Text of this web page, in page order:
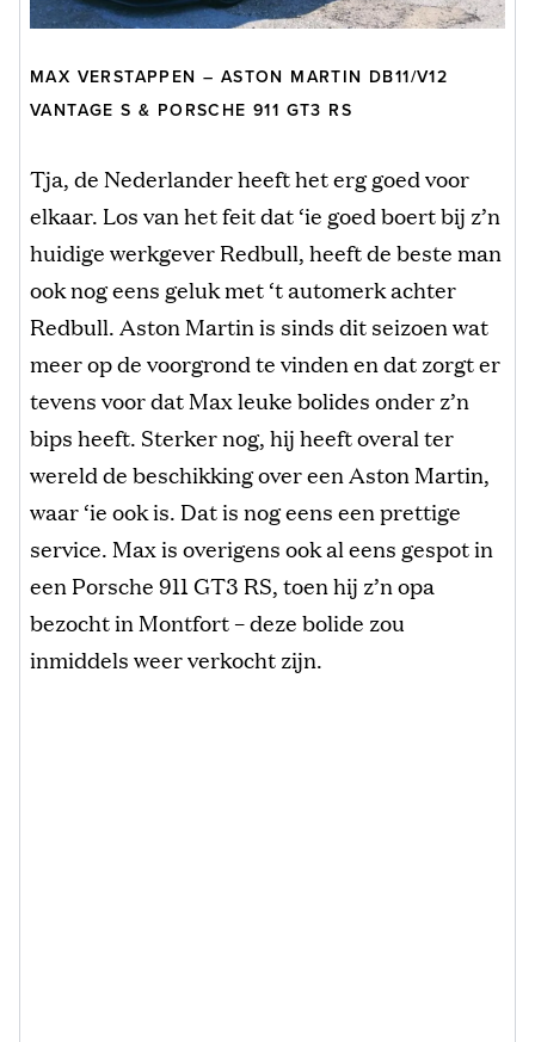
MAX VERSTAPPEN – ASTON MARTIN DB11/V12
VANTAGE S & PORSCHE 911 GT3 RS
Tja, de Nederlander heeft het erg goed voor
elkaar. Los van het feit dat ‘ie goed boert bij z’n
huidige werkgever Redbull, heeft de beste man
ook nog eens geluk met ‘t automerk achter
Redbull. Aston Martin is sinds dit seizoen wat
meer op de voorgrond te vinden en dat zorgt er
tevens voor dat Max leuke bolides onder z’n
bips heeft. Sterker nog, hij heeft overal ter
wereld de beschikking over een Aston Martin,
waar ‘ie ook is. Dat is nog eens een prettige
service. Max is overigens ook al eens gespot in
een Porsche 911 GT3 RS, toen hij z’n opa
bezocht in Montfort – deze bolide zou
inmiddels weer verkocht zijn.